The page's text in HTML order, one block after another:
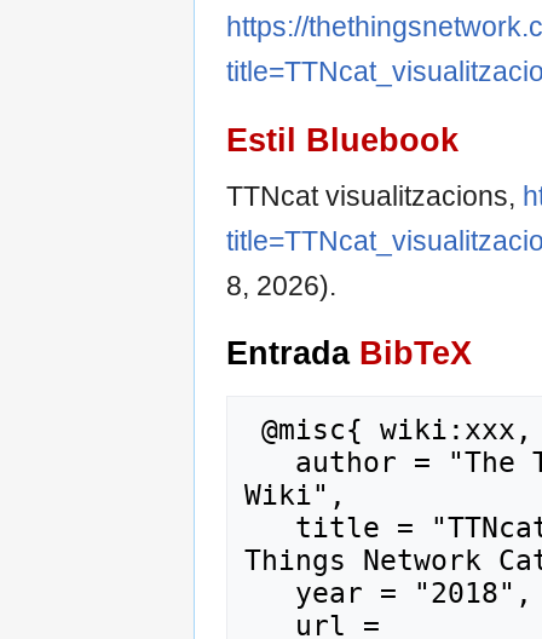
https://
Estil Bluebook
TTNcat visualitzacions,
8, 2026).
Entrada BibTeX
Wiki",
Things Network